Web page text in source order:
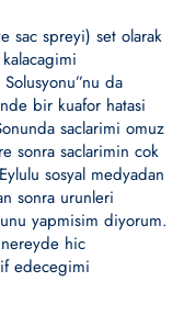
sac spreyi) set olarak
da
bir kuafor hatasi
saclarimi omuz
sonra saclarimin cok
sosyal medyadan
sonra urunleri
yapmisim diyorum.
hic
edecegimi